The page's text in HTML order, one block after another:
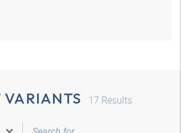
VARIANTS 17 Results